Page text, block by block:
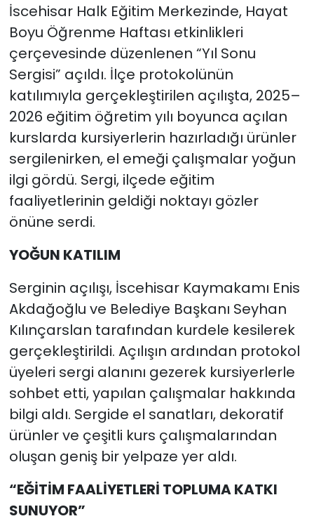
İscehisar Halk Eğitim Merkezinde, Hayat
Boyu Öğrenme Haftası etkinlikleri
çerçevesinde düzenlenen “Yıl Sonu
Sergisi” açıldı. İlçe protokolünün
katılımıyla gerçekleştirilen açılışta, 2025–
2026 eğitim öğretim yılı boyunca açılan
kurslarda kursiyerlerin hazırladığı ürünler
sergilenirken, el emeği çalışmalar yoğun
ilgi gördü. Sergi, ilçede eğitim
faaliyetlerinin geldiği noktayı gözler
önüne serdi.
YOĞUN KATILIM
Serginin açılışı, İscehisar Kaymakamı Enis
Akdağoğlu ve Belediye Başkanı Seyhan
Kılınçarslan tarafından kurdele kesilerek
gerçekleştirildi. Açılışın ardından protokol
üyeleri sergi alanını gezerek kursiyerlerle
sohbet etti, yapılan çalışmalar hakkında
bilgi aldı. Sergide el sanatları, dekoratif
ürünler ve çeşitli kurs çalışmalarından
oluşan geniş bir yelpaze yer aldı.
“EĞİTİM FAALİYETLERİ TOPLUMA KATKI
SUNUYOR”